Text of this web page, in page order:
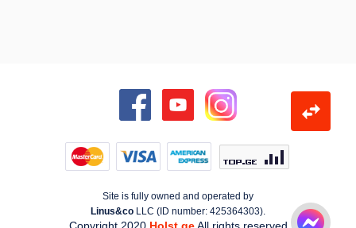
Site is fully owned and operated by
Linus&co LLC (ID number: 425364303).